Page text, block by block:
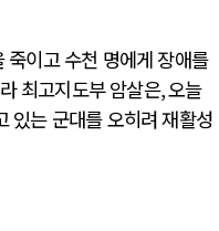
죽이고 수천 명에게 장애를
최고지도부 암살은,오늘
있는 군대를 오히려 재활성